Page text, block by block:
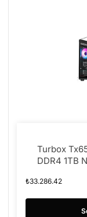
Turbox
DDR4 1TB
₺33.286.42